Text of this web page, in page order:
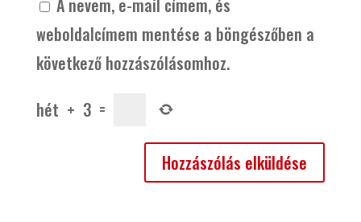
weboldalcímem mentése a böngészőben a
következő hozzászólásomhoz.
hét + 3 =